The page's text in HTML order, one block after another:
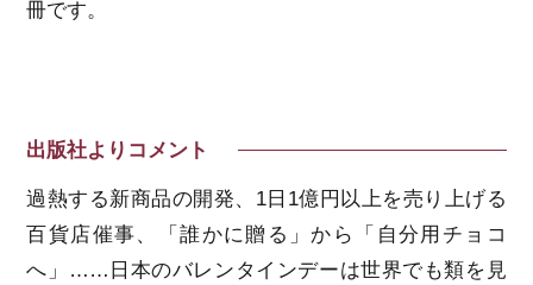
冊です。
出版社よりコメント
過熱する新商品の開発、1日1億円以上を売り上げる
百貨店催事、「誰かに贈る」から「自分用チョコ
へ」……日本のバレンタインデーは世界でも類を見